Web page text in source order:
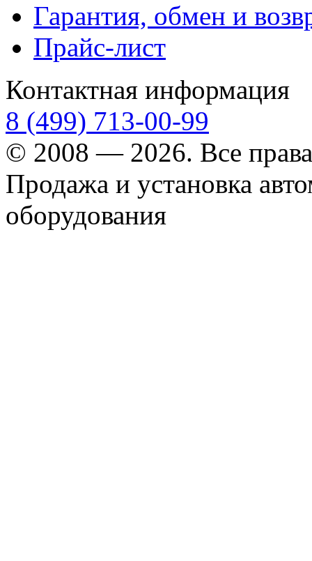
Гарантия, обмен и
Прайс-лист
Контактная информация
8 (499) 713-00-99
© 2008 — 2026. Все
Продажа и установка
оборудования